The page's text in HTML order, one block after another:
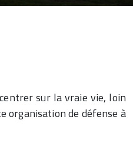
sur la vraie vie, loin
organisation de défense à